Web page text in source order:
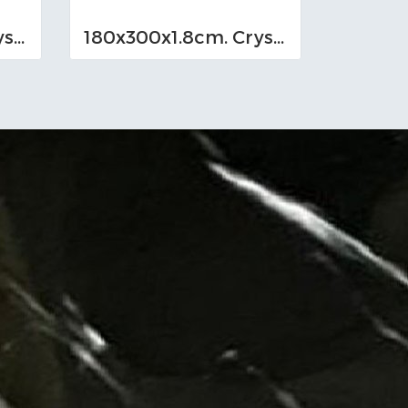
180x300x1.8cm. Crystal Black Marquina 180x300x1.8cm. Crystal Classic White